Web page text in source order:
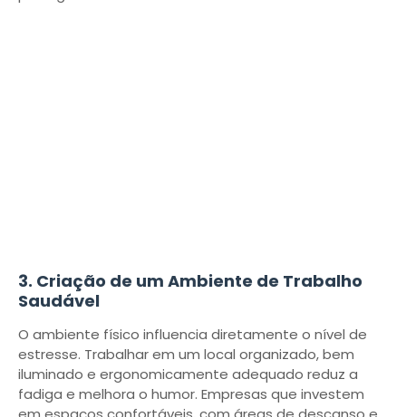
3. Criação de um Ambiente de Trabalho
Saudável
O ambiente físico influencia diretamente o nível de
estresse. Trabalhar em um local organizado, bem
iluminado e ergonomicamente adequado reduz a
fadiga e melhora o humor. Empresas que investem